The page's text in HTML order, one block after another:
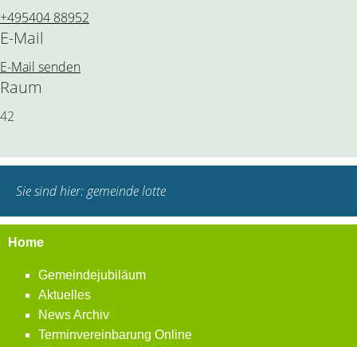
+495404 88952
E-Mail
E-Mail senden
Raum
42
Sie sind hier:gemeinde lotte
Home
Gemeindejubiläum
Aktuelles
News Archiv
Terminvereinbarung Online